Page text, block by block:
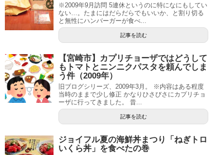
※2009年9月訪問 5連休というのに特になにもしてい
ない…。たまにはだらだらでもいいか、と割り切る
と無性にハンバーガーが食べ...
記事を読む
【宮崎市】カプリチョーザではどうして
もトマトとニンニクパスタを頼んでしま
う件（2009年）
旧ブログシリーズ、2009年3月。 ※内容はある程度
当時のままで少し修正 かなりひさびさにカプリチョ
ーザに行ってきました。 昔...
記事を読む
ジョイフル夏の海鮮丼まつり「ねぎトロ
いくら丼」を食べたの巻